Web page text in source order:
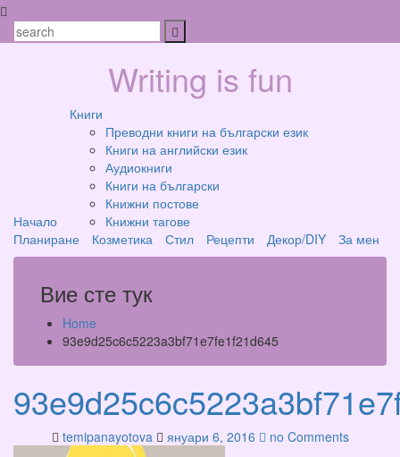
Skip
content
Search
Writing is fun
Начало
Книги
Преводни книги на български език
Книги на английски език
Аудиокниги
Книги на български
Книжни постове
Книжни тагове
Планиране
Козметика Стил Рецепти Декор/DIY За мен
Вие сте тук
Home
93e9d25c6c5223a3bf71e7fe1f21d645
temipanayotova януари 6, 2016 no Comments